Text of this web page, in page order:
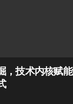
，技术内核赋能